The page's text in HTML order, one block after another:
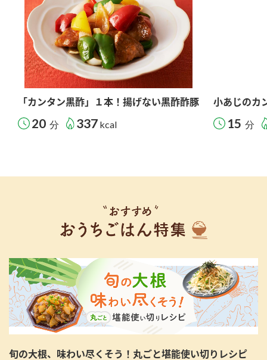
「カンタン黒酢」１本！揚げない黒酢酢豚
20 分 337 kcal
小あじのカ
15 分
旬の大根、味わい尽くそう！丸ごと堪能使い切りレシピ